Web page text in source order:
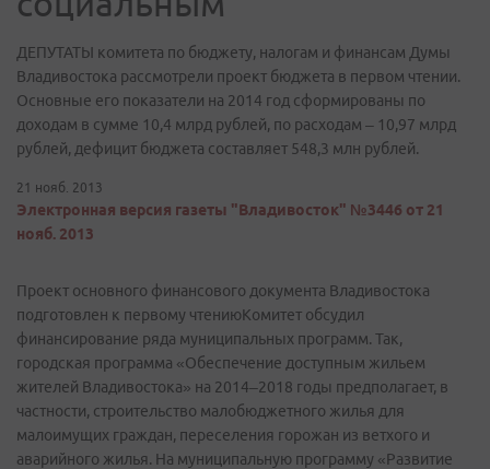
ДЕПУТАТЫ комитета по бюджету, налогам и финансам Думы
Владивостока рассмотрели проект бюджета в первом чтении.
Основные его показатели на 2014 год сформированы по
доходам в сумме 10,4 млрд рублей, по расходам – 10,97 млрд
рублей, дефицит бюджета составляет 548,3 млн рублей.
21 нояб. 2013
Электронная версия газеты "Владивосток" №3446 от 21
нояб. 2013
Проект основного финансового документа Владивостока
подготовлен к первому чтениюКомитет обсудил
финансирование ряда муниципальных программ. Так,
городская программа «Обеспечение доступным жильем
жителей Владивостока» на 2014–2018 годы предполагает, в
частности, строительство малобюджетного жилья для
малоимущих граждан, переселения горожан из ветхого и
аварийного жилья. На муниципальную программу «Развитие